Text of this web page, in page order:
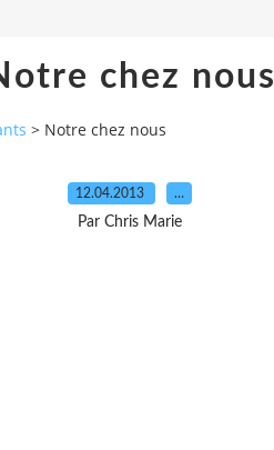
chez nous
> Notre chez nous
12.04.2013 …
Par Chris Marie